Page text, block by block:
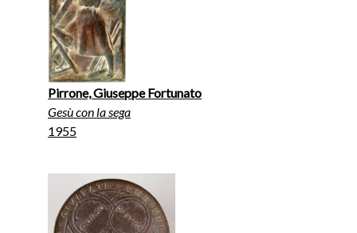
Pirrone, Giuseppe Fortunato
Gesù con la sega
1955